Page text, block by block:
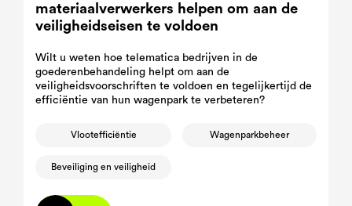
materiaalverwerkers helpen om aan de
veiligheidseisen te voldoen
Wilt u weten hoe telematica bedrijven in de
goederenbehandeling helpt om aan de
veiligheidsvoorschriften te voldoen en tegelijkertijd de
efficiëntie van hun wagenpark te verbeteren?
Vlootefficiëntie Wagenparkbeheer
Beveiliging en veiligheid